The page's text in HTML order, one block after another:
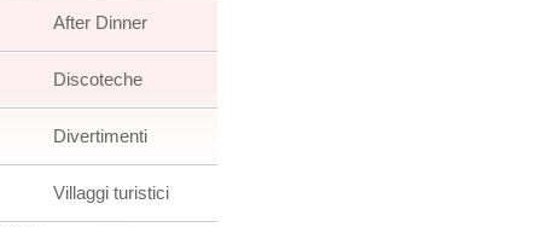
After Dinner
Discoteche
Divertimenti
Villaggi turistici